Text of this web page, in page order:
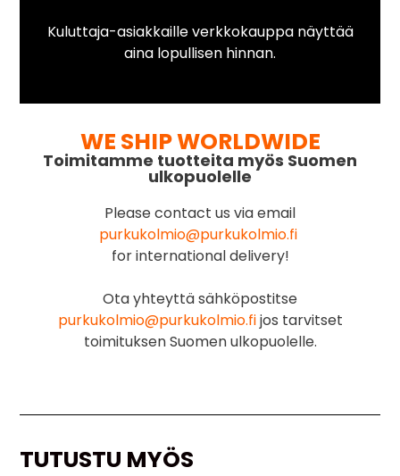
Kuluttaja-asiakkaille verkkokauppa näyttää
aina lopullisen hinnan.
WE SHIP WORLDWIDE
Toimitamme tuotteita myös Suomen
ulkopuolelle
Please contact us via email
purkukolmio@purkukolmio.fi
for international delivery!
Ota yhteyttä sähköpostitse
purkukolmio@purkukolmio.fijos tarvitset
toimituksen Suomen ulkopuolelle.
TUTUSTU MYÖS